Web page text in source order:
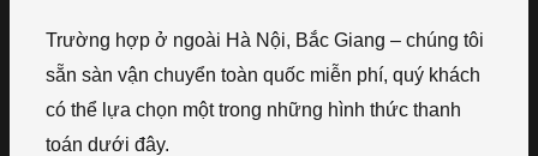
Trường hợp ở ngoài Hà Nội, Bắc Giang – chúng tôi
sẵn sàn vận chuyển toàn quốc miễn phí, quý khách
có thể lựa chọn một trong những hình thức thanh
toán dưới đây.